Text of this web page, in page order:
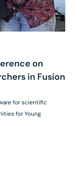
on
in Fusion
for scientific
for Young